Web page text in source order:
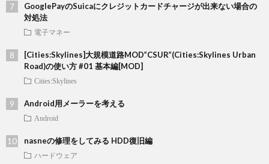
GooglePayのSuicaにクレジットカードチャージが出来ない場合の
対処法
電子マネー
[Cities:Skylines]大規模道路MOD”CSUR”(Cities:Skylines Urban
Road)の使い方 #01 基本編[MOD]
Cities:Skylines
Android用メーラーを考える
Android
nasneの修理をしてみる HDD復旧編
ハードウェア